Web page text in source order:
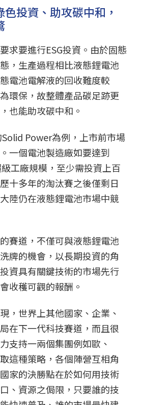
投資、助攻碳中和，
求要進行ESG投資。由於固態
，生產過程相比液態鋰電池
電池電解液的回收難度較
環保，故整體產品碳足跡更
也能助攻碳中和。
Power為例，上市前市場
一個電池製造廠如要達到
工廠規模，至少需投資上百
十多年的淘汰賽之後僅剩日
陸仍在液態鋰電池市場中競
賽道，不僅可與液態鋰電池
牌的機會，以長期投資的角
資具有關鍵技術的市場先行
收穫可觀的報酬。
，世界上其他國家、企業、
在下一代科技賽道，而且很
支持一兩個集團例如歐、
這種策略，各個陣營互相角
家的決勝點在於如何用技術
、資源之侷限，只要誰的技